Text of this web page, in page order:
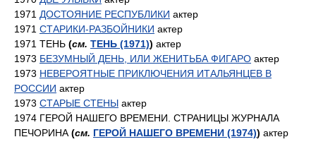
1971 ДОСТОЯНИЕ РЕСПУБЛИКИ актер
1971 СТАРИКИ-РАЗБОЙНИКИ актер
1971 ТЕНЬ (см. ТЕНЬ (1971)) актер
1973 БЕЗУМНЫЙ ДЕНЬ, ИЛИ ЖЕНИТЬБА ФИГАРО актер
1973 НЕВЕРОЯТНЫЕ ПРИКЛЮЧЕНИЯ ИТАЛЬЯНЦЕВ В
РОССИИ актер
1973 СТАРЫЕ СТЕНЫ актер
1974 ГЕРОЙ НАШЕГО ВРЕМЕНИ. СТРАНИЦЫ ЖУРНАЛА
ПЕЧОРИНА (см. ГЕРОЙ НАШЕГО ВРЕМЕНИ (1974)) актер